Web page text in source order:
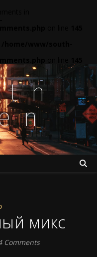
микс
Comments